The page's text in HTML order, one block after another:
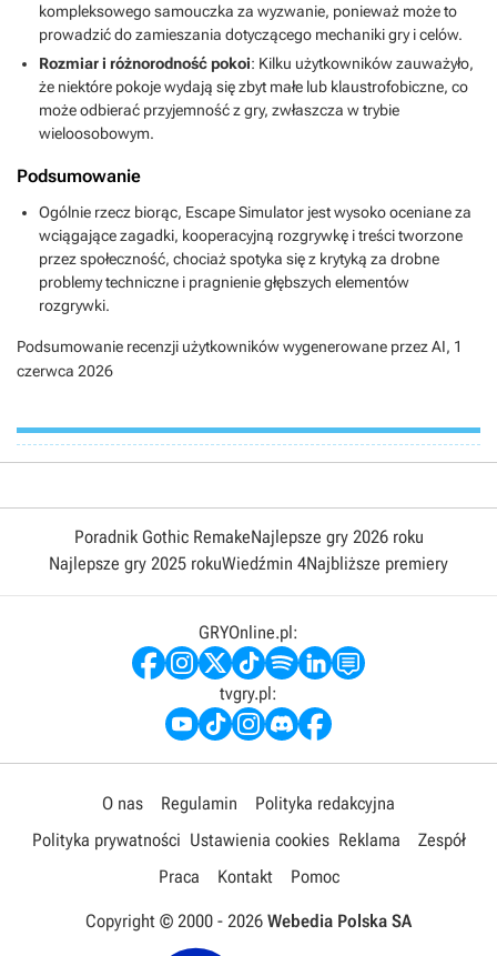
kompleksowego samouczka za wyzwanie, ponieważ może to
prowadzić do zamieszania dotyczącego mechaniki gry i celów.
Rozmiar i różnorodność pokoi: Kilku użytkowników zauważyło,
że niektóre pokoje wydają się zbyt małe lub klaustrofobiczne, co
może odbierać przyjemność z gry, zwłaszcza w trybie
wieloosobowym.
Podsumowanie
Ogólnie rzecz biorąc, Escape Simulator jest wysoko oceniane za
wciągające zagadki, kooperacyjną rozgrywkę i treści tworzone
przez społeczność, chociaż spotyka się z krytyką za drobne
problemy techniczne i pragnienie głębszych elementów
rozgrywki.
Podsumowanie recenzji użytkowników wygenerowane przez AI, 1
czerwca 2026
Poradnik Gothic RemakeNajlepsze gry 2026 roku
Najlepsze gry 2025 rokuWiedźmin 4Najbliższe premiery
GRYOnline.pl:
tvgry.pl:
O nas Regulamin
Polityka redakcyjna
Polityka prywatności Ustawienia cookies Reklama
Zespół
Praca
Kontakt Pomoc
Copyright © 2000 - 2026 Webedia Polska SA